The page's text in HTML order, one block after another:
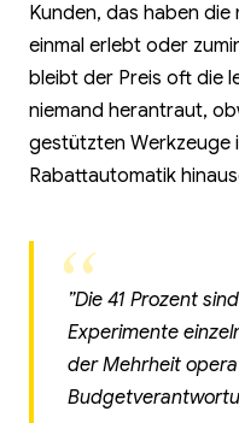
Kunden, das haben
einmal erlebt oder
bleibt der Preis oft die
niemand herantraut,
gestützten Werkzeuge
Rabattautomatik
”Die 41 Prozent sind längst keine vereinzelten
Experimente
der Mehrheit